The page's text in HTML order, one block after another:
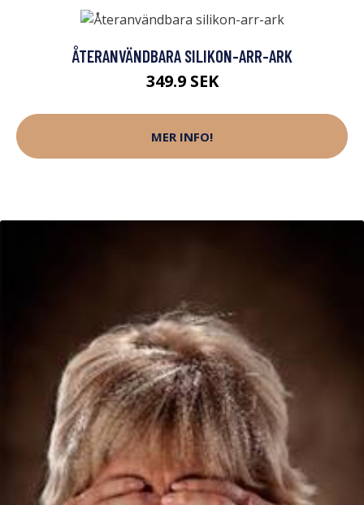
ÅTERANVÄNDBARA SILIKON-ARR-ARK
349.9 SEK
MER INFO!